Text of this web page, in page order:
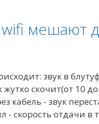
мешают
звук в
скочит(от 10
кабель - звук
- скорость отдачи в